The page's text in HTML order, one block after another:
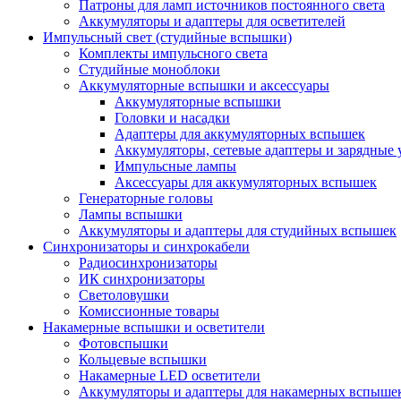
Патроны для ламп источников постоянного света
Аккумуляторы и адаптеры для осветителей
Импульсный свет (студийные вспышки)
Комплекты импульсного света
Студийные моноблоки
Аккумуляторные вспышки и аксессуары
Аккумуляторные вспышки
Головки и насадки
Адаптеры для аккумуляторных вспышек
Аккумуляторы, сетевые адаптеры и зарядные
Импульсные лампы
Аксессуары для аккумуляторных вспышек
Генераторные головы
Лампы вспышки
Аккумуляторы и адаптеры для студийных вспышек
Синхронизаторы и синхрокабели
Радиосинхронизаторы
ИК синхронизаторы
Светоловушки
Комиссионные товары
Накамерные вспышки и осветители
Фотовспышки
Кольцевые вспышки
Накамерные LED осветители
Аккумуляторы и адаптеры для накамерных